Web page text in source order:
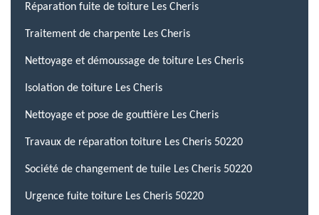
Réparation fuite de toiture Les Cheris
Traitement de charpente Les Cheris
Nettoyage et démoussage de toiture Les Cheris
Isolation de toiture Les Cheris
Nettoyage et pose de gouttière Les Cheris
Travaux de réparation toiture Les Cheris 50220
Société de changement de tuile Les Cheris 50220
Urgence fuite toiture Les Cheris 50220